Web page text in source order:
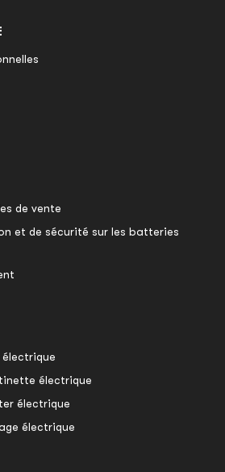
de vente
et de sécurité sur les batteries
électrique
électrique
électrique